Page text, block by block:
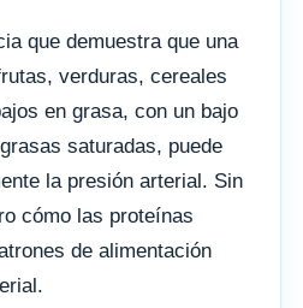
que demuestra que una
verduras, cereales
en grasa, con un bajo
saturadas, puede
la presión arterial. Sin
cómo las proteínas
de alimentación